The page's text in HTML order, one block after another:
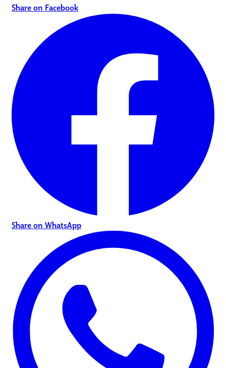
Share on Facebook
Share on WhatsApp